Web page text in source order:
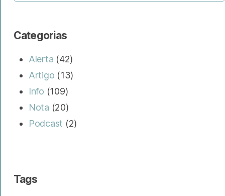
Categorias
Alerta (42)
Artigo (13)
Info (109)
Nota (20)
Podcast (2)
Tags